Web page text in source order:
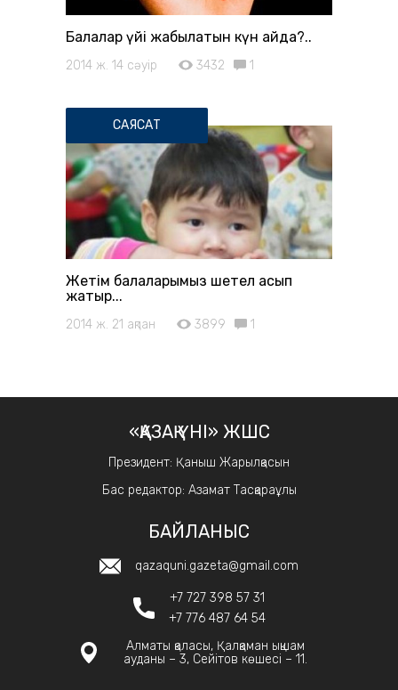
Балалар үйі жабылатын күн қайда?..
2014 ж. 14 сәуір 3432 1
САЯСАТ
Жетім балаларымыз шетел асып
жатыр...
2014 ж. 21 ақпан 3899 1
«ҚАЗАҚ ҮНІ» ЖШС
Президент: Қаныш Жарылқасын
Бас редактор: Азамат Тасқараұлы
БАЙЛАНЫС
qazaquni.gazeta@gmail.com
+7 727 398 57 31
+7 776 487 64 54
Алматы қаласы, Қалқаман ықшам
ауданы – 3, Сейітов көшесі – 11.